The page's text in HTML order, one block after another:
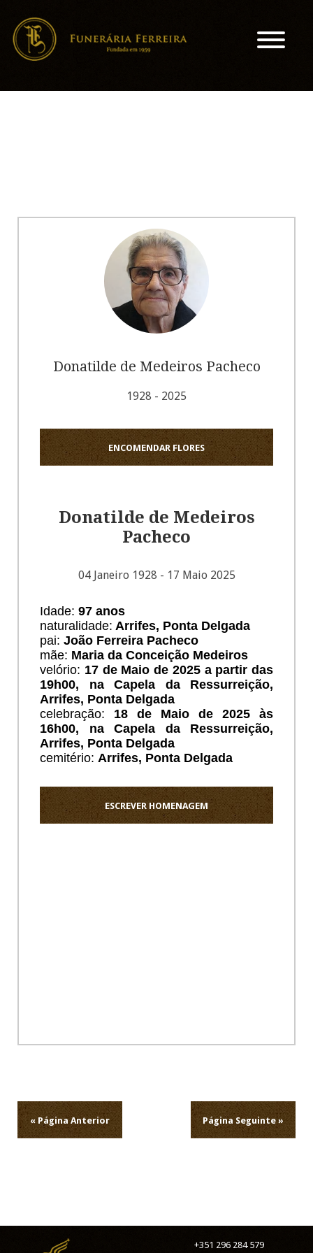
Donatilde de Medeiros Pacheco
1928 - 2025
ENCOMENDAR FLORES
Donatilde de Medeiros
Pacheco
04 Janeiro 1928 - 17 Maio 2025
Idade: 97 anos
naturalidade: Arrifes, Ponta Delgada
pai: João Ferreira Pacheco
mãe: Maria da Conceição Medeiros
velório: 17 de Maio de 2025 a partir das
19h00, na Capela da Ressurreição,
Arrifes, Ponta Delgada
celebração: 18 de Maio de 2025 às
16h00, na Capela da Ressurreição,
Arrifes, Ponta Delgada
cemitério: Arrifes, Ponta Delgada
ESCREVER HOMENAGEM
de
artigos
Página Seguinte »
« Página Anterior
+351 296 284 579